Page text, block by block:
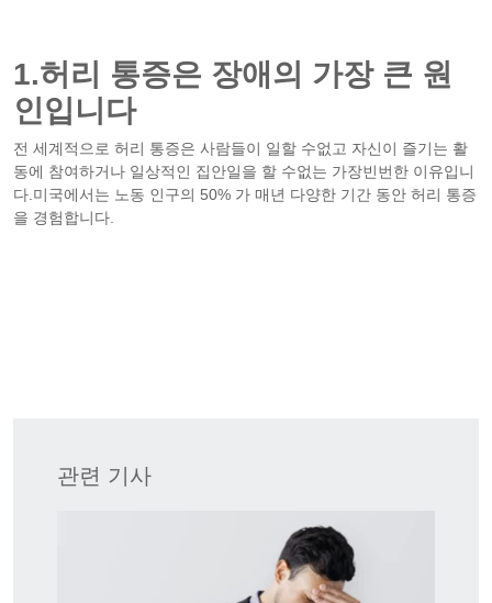
1.허리 통증은 장애의 가장 큰 원
인입니다
전 세계적으로 허리 통증은 사람들이 일할 수없고 자신이 즐기는 활
동에 참여하거나 일상적인 집안일을 할 수없는 가장빈번한 이유입니
다.미국에서는 노동 인구의 50% 가 매년 다양한 기간 동안 허리 통증
을 경험합니다.
관련 기사